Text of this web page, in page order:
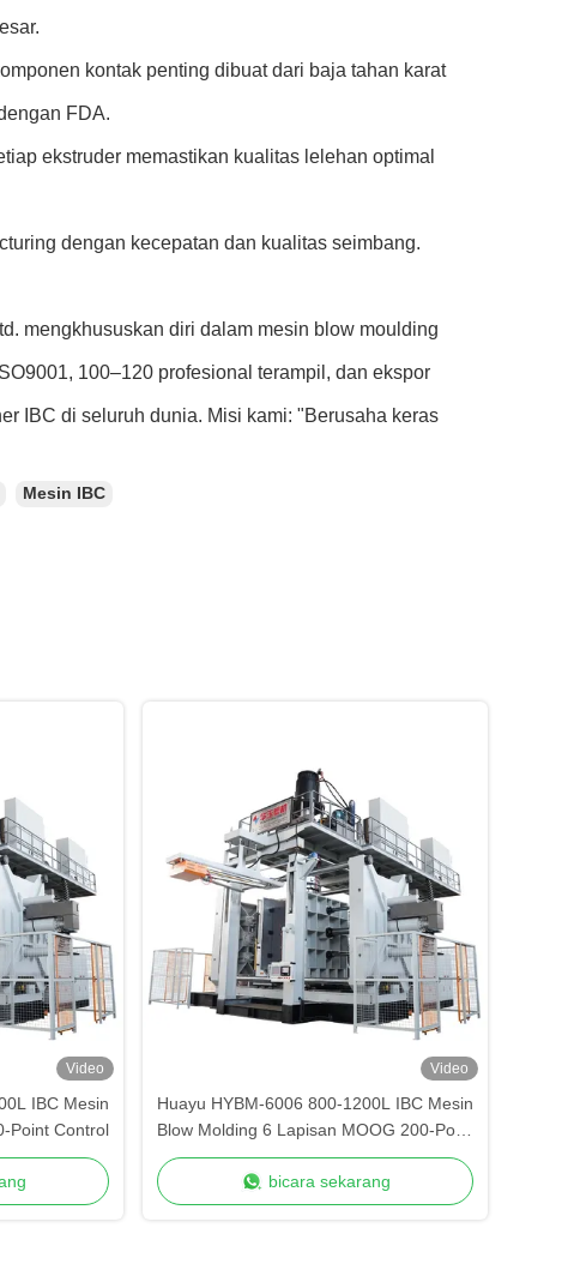
kontak penting dibuat dari baja tahan karat
FDA.
ekstruder memastikan kualitas lelehan optimal
dengan kecepatan dan kualitas seimbang.
mengkhususkan diri dalam mesin blow moulding
100–120 profesional terampil, dan ekspor
IBC di seluruh dunia. Misi kami: "Berusaha keras
Mesin IBC
Video
IBC Mesin
Point Control
Video
Huayu HYBM-6006 800-1200L IBC Mesin
Blow Molding 6 Lapisan MOOG 200-Point
Control
bicara sekarang